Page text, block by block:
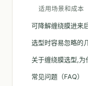
适用场景和成本
可降解缠绕膜进来
选型时容易忽略的
关于缠绕膜选型,为
常见问题（FAQ）